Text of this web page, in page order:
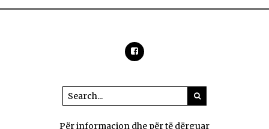
Për informacion dhe për të dërguar